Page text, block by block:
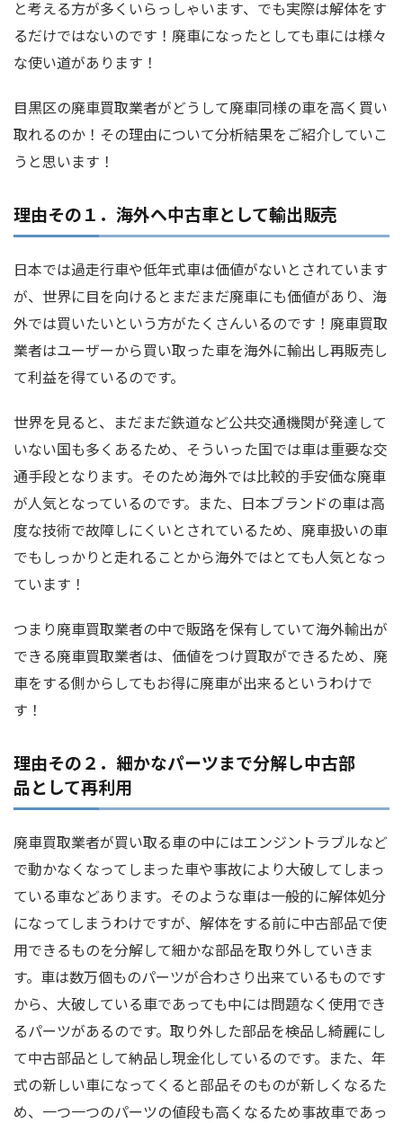
と考える方が多くいらっしゃいます、でも実際は解体をす
るだけではないのです！廃車になったとしても車には様々
な使い道があります！
目黒区の廃車買取業者がどうして廃車同様の車を高く買い
取れるのか！その理由について分析結果をご紹介していこ
うと思います！
理由その１．海外へ中古車として輸出販売
日本では過走行車や低年式車は価値がないとされています
が、世界に目を向けるとまだまだ廃車にも価値があり、海
外では買いたいという方がたくさんいるのです！廃車買取
業者はユーザーから買い取った車を海外に輸出し再販売し
て利益を得ているのです。
世界を見ると、まだまだ鉄道など公共交通機関が発達して
いない国も多くあるため、そういった国では車は重要な交
通手段となります。そのため海外では比較的手安価な廃車
が人気となっているのです。また、日本ブランドの車は高
度な技術で故障しにくいとされているため、廃車扱いの車
でもしっかりと走れることから海外ではとても人気となっ
ています！
つまり廃車買取業者の中で販路を保有していて海外輸出が
できる廃車買取業者は、価値をつけ買取ができるため、廃
車をする側からしてもお得に廃車が出来るというわけで
す！
理由その２．細かなパーツまで分解し中古部
品として再利用
廃車買取業者が買い取る車の中にはエンジントラブルなど
で動かなくなってしまった車や事故により大破してしまっ
ている車などあります。そのような車は一般的に解体処分
になってしまうわけですが、解体をする前に中古部品で使
用できるものを分解して細かな部品を取り外していきま
す。車は数万個ものパーツが合わさり出来ているものです
から、大破している車であっても中には問題なく使用でき
るパーツがあるのです。取り外した部品を検品し綺麗にし
て中古部品として納品し現金化しているのです。また、年
式の新しい車になってくると部品そのものが新しくなるた
め、一つ一つのパーツの値段も高くなるため事故車であっ